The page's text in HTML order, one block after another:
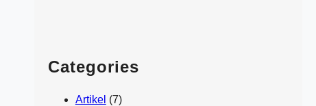
Categories
Artikel (7)